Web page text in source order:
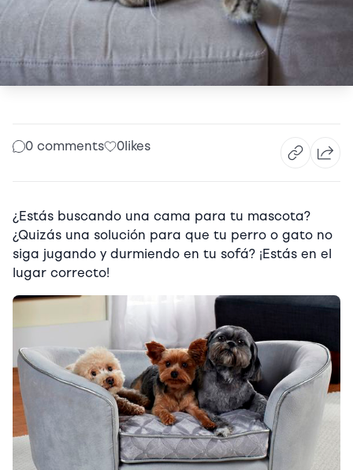
0 comments 0 likes
¿Estás buscando una cama para tu mascota?
¿Quizás una solución para que tu perro o gato no
siga jugando y durmiendo en tu sofá? ¡Estás en el
lugar correcto!